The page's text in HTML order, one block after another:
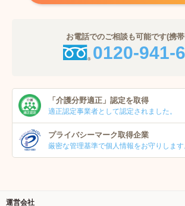
お電話でのご相談も可能です(携
0120-941-
「介護分野適正」 認定を取得
適正認定事業者として認定されました。
プライバシーマーク取得企業
厳密な管理基準で個人情報をお守りします
運営会社